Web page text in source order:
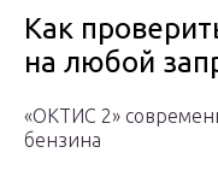
Как
на любой
«ОКТИС 2»
бензина